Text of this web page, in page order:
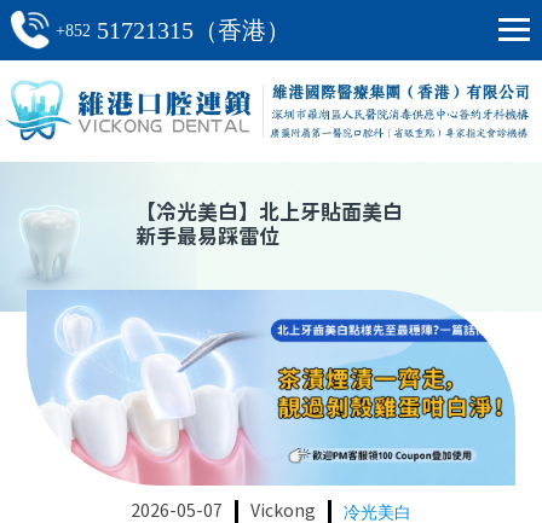
+852 51721315（香港）
【冷光美白】 北上牙貼面美白
新手最易踩雷位
2026-05-07 Vickong 冷光美白